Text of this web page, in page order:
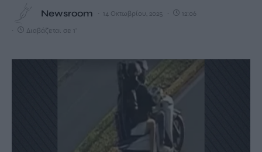
Newsroom 14 Οκτωβρίου, 2025 12:06
Διαβάζεται σε 1'